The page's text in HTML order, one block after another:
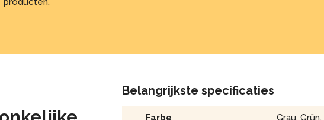
Belangrijkste specificaties
Farbe Grau, Grün,